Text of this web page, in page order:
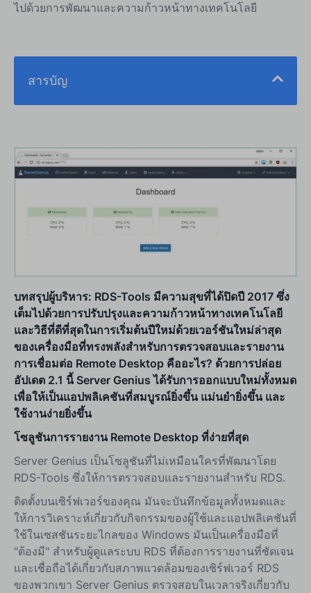
ไปด้วยการพัฒนาและความก้าวหน้าทางเทคโนโลยี
สารบัญ
บทสรุปผู้บริหาร: RDS-Tools มีความสุขที่ได้ปิดปี 2017 ซึ่ง
เต็มไปด้วยการปรับปรุงและความก้าวหน้าทางเทคโนโลยี
และวิธีที่ดีที่สุดในการเริ่มต้นปีใหม่ด้วยเวอร์ชันใหม่ล่าสุด
ของเครื่องมือที่ทรงพลังสำหรับการตรวจสอบและรายงาน
การเชื่อมต่อ Remote Desktop คืออะไร? ด้วยการปล่อย
อัปเดต 2.1 นี้ Server Genius ได้รับการออกแบบใหม่ทั้งหมด
เพื่อให้เป็นแอปพลิเคชันที่สมบูรณ์ยิ่งขึ้น แม่นยำยิ่งขึ้น และ
ใช้งานง่ายยิ่งขึ้น
โซลูชันการรายงาน Remote Desktop ที่ง่ายที่สุด
Server Genius เป็นโซลูชันที่ไม่เหมือนใครที่พัฒนาโดย
RDS-Tools ซึ่งให้การตรวจสอบและรายงานสำหรับ RDS.
ติดตั้งบนเซิร์ฟเวอร์ของคุณ มันจะบันทึกข้อมูลทั้งหมดและ
ให้การวิเคราะห์เกี่ยวกับกิจกรรมของผู้ใช้และแอปพลิเคชันที่
ใช้ในเซสชันระยะไกลของ Windows มันเป็นเครื่องมือที่
"ต้องมี" สำหรับผู้ดูแลระบบ RDS ที่ต้องการรายงานที่ชัดเจน
และเชื่อถือได้เกี่ยวกับสภาพแวดล้อมของเซิร์ฟเวอร์ RDS
ของพวกเขา Server Genius ตรวจสอบในเวลาจริงเกี่ยวกับ